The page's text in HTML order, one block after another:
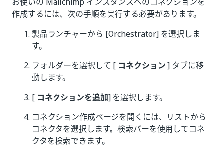
作成するには、次の手順を実行する必要があります。
製品ランチャーから [Orchestrator] を選択しま
す。
フォルダーを選択して [ コネクション ] タブに移
動します。
[ コネクションを追加] を選択します。
コネクション作成ページを開くには、リストから
コネクタを選択します。検索バーを使用してコネ
クタを検索できます。